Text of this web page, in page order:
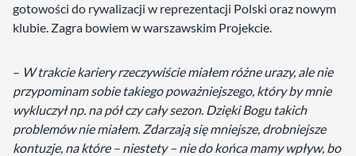
gotowości do rywalizacji w reprezentacji Polski oraz nowym
klubie. Zagra bowiem w warszawskim Projekcie.
– W trakcie kariery rzeczywiście miałem różne urazy, ale nie
przypominam sobie takiego poważniejszego, który by mnie
wykluczył np. na pół czy cały sezon. Dzięki Bogu takich
problemów nie miałem. Zdarzają się mniejsze, drobniejsze
kontuzje, na które – niestety – nie do końca mamy wpływ, bo